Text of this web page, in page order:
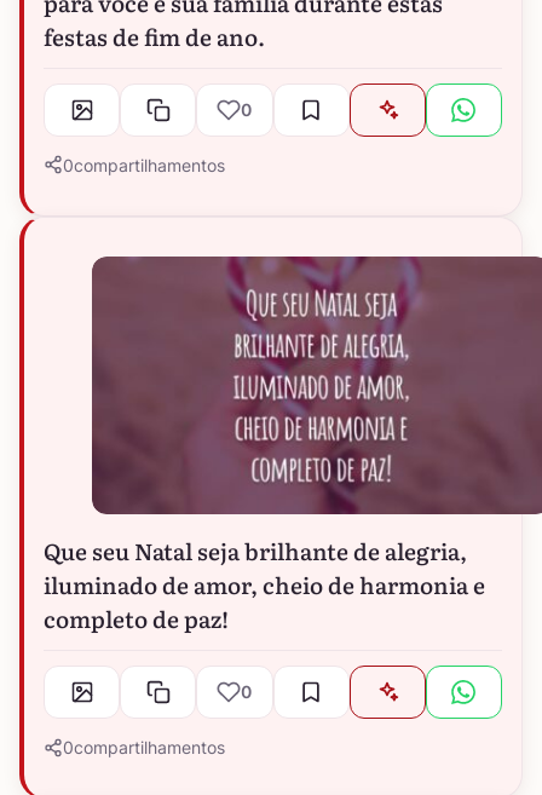
festas de fim de ano.
0
0compartilhamentos
Que seu Natal seja brilhante de alegria,
iluminado de amor, cheio de harmonia e
completo de paz!
0
0compartilhamentos